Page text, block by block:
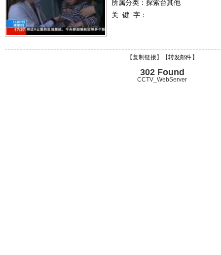
所属分类：探索台其他
关 键 字：
【复制链接】【转发邮件 】
302 Found
CCTV_WebServer